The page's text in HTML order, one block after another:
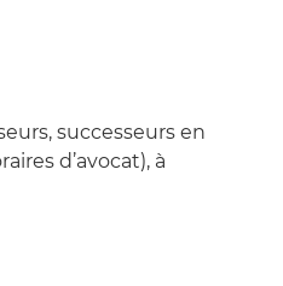
successeurs en
d’avocat), à